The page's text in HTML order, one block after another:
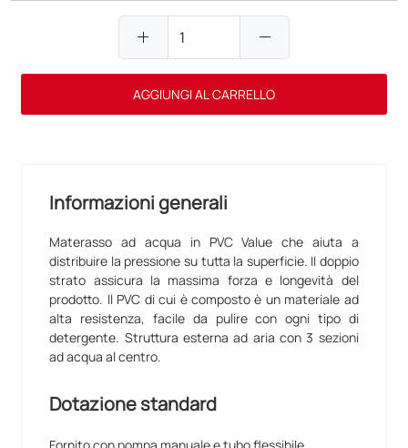
add remove
AGGIUNGI AL CARRELLO
Informazioni generali
Materasso ad acqua in PVC Value che aiuta a
distribuire la pressione su tutta la superficie. Il doppio
strato assicura la massima forza e longevità del
prodotto. Il PVC di cui è composto è un materiale ad
alta resistenza, facile da pulire con ogni tipo di
detergente. Struttura esterna ad aria con 3 sezioni
ad acqua al centro.
Dotazione standard
Fornito con pompa manuale e tubo flessibile.